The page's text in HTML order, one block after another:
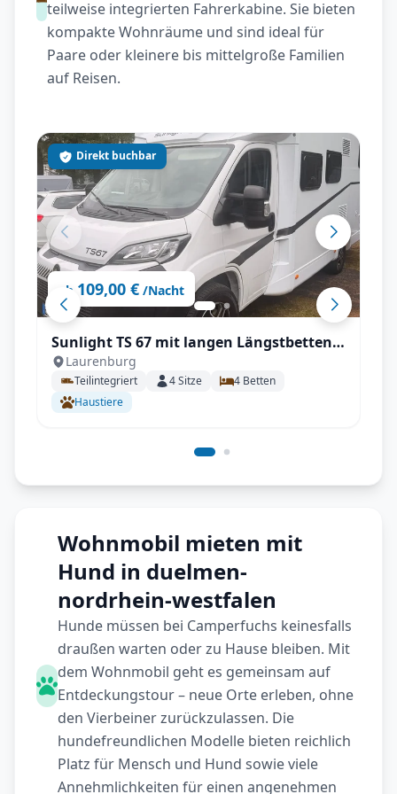
teilweise integrierten Fahrerkabine. Sie bieten
kompakte Wohnräume und sind ideal für
Paare oder kleinere bis mittelgroße Familien
auf Reisen.
ab 109,00 € /Nacht
Direkt buchbar
Sunlight TS 67 mit langen Längstbetten
und voll Autrak, Automatik
Laurenburg
Teilintegriert 4Sitze 4 Betten
Haustiere
Wohnmobil mieten mit
Hund in duelmen-
nordrhein-westfalen
Hunde müssen bei Camperfuchs keinesfalls
draußen warten oder zu Hause bleiben. Mit
dem Wohnmobil geht es gemeinsam auf
Entdeckungstour – neue Orte erleben, ohne
den Vierbeiner zurückzulassen. Die
hundefreundlichen Modelle bieten reichlich
Platz für Mensch und Hund sowie viele
Annehmlichkeiten für einen angenehmen